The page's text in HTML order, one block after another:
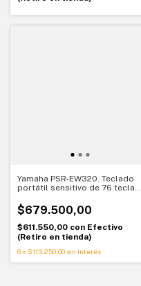
Yamaha PSR-EW320. Teclado
portátil sensitivo de 76 teclas.
$679.500,00
$611.550,00 con Efectivo
(Retiro en tienda)
6x $113.250,00 sin interés